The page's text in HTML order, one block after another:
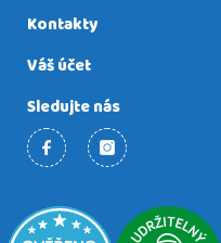
Kontakty
Váš účet
Sledujte nás